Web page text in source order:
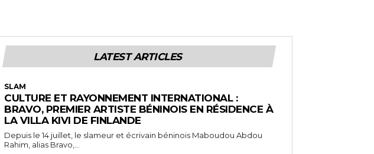
LATEST ARTICLES
SLAM
CULTURE ET RAYONNEMENT INTERNATIONAL :
BRAVO, PREMIER ARTISTE BÉNINOIS EN RÉSIDENCE À
LA VILLA KIVI DE FINLANDE
Depuis le 14 juillet, le slameur et écrivain béninois Maboudou Abdou
Rahim, alias Bravo,...